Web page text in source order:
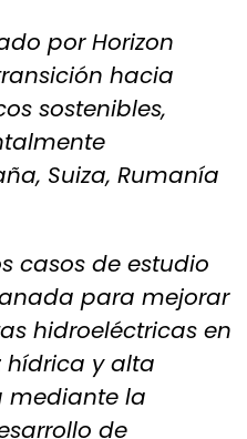
por Horizon
hacia
sostenibles,
Suiza, Rumanía
casos de estudio
para mejorar
hidroeléctricas en
hídrica y alta
mediante la
de